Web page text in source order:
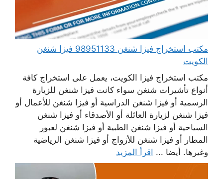
مكتب استخراج فيزا شنغن 98951133 فيزا شنغن
الكويت
مكتب استخراج فيزا الكويت، يعمل على استخراج كافة
أنواع تأشيرات شنغن سواء كانت فيزا شنغن للزيارة
الرسمية أو فيزا شنغن الدراسية أو فيزا شنغن للأعمال أو
فيزا شنغن لزيارة العائلة أو الأصدقاء أو فيزا شنغن
السياحية أو فيزا شنغن الطبية أو فيزا شنغن لعبور
المطار أو فيزا شنغن للأزواج أو فيزا شنغن الرياضية
وغيرها. أيضا ... اقرأ المزيد